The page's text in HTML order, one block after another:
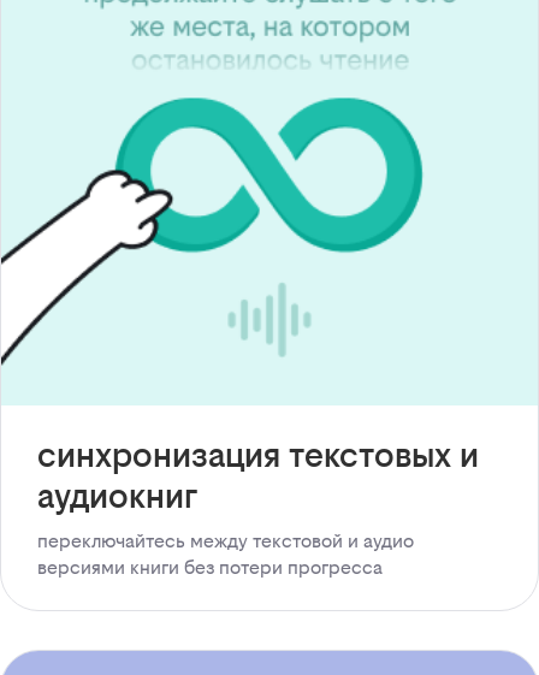
синхронизация текстовых и
аудиокниг
переключайтесь между текстовой и аудио
версиями книги без потери прогресса